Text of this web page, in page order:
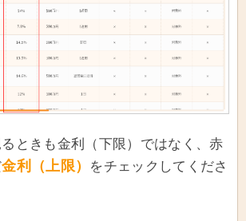
ときも金利（下限）ではなく、赤
金利（上限）
をチェックしてくださ